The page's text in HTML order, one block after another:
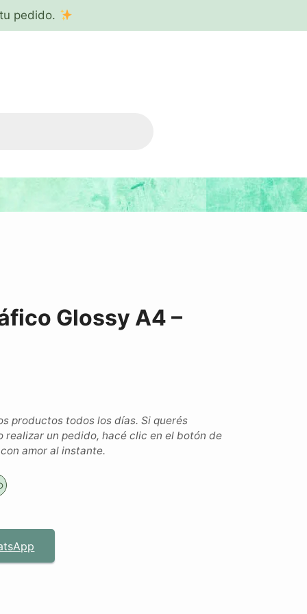
pedido.
Glossy A4 –
productos todos los días. Si querés
un pedido, hacé clic en el botón de
amor al instante.